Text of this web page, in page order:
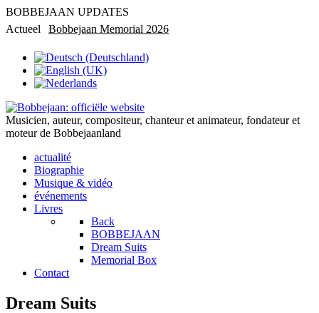
BOBBEJAAN UPDATES
Actueel
Bobbejaan Memorial 2026
Musicien, auteur, compositeur, chanteur et animateur, fondateur et
moteur de Bobbejaanland
actualité
Biographie
Musique & vidéo
événements
Livres
Back
BOBBEJAAN
Dream Suits
Memorial Box
Contact
Dream Suits